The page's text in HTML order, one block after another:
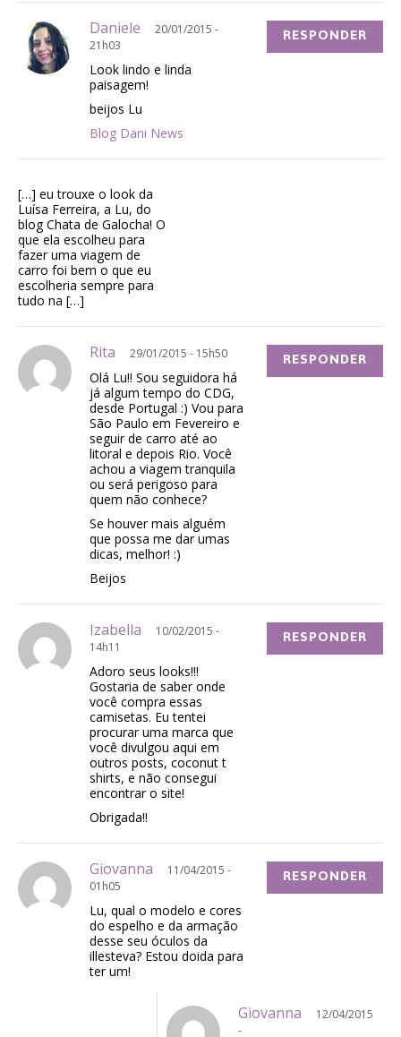
Daniele
20/01/2015 -
21h03
Look lindo e linda
paisagem!
beijos Lu
Blog Dani News
RESPONDER
[…] eu trouxe o look da
Luísa Ferreira, a Lu, do
blog Chata de Galocha! O
que ela escolheu para
fazer uma viagem de
carro foi bem o que eu
escolheria sempre para
tudo na […]
Rita 29/01/2015 - 15h50
Olá Lu!! Sou seguidora há
já algum tempo do CDG,
desde Portugal :) Vou para
São Paulo em Fevereiro e
seguir de carro até ao
litoral e depois Rio. Você
achou a viagem tranquila
ou será perigoso para
quem não conhece?
Se houver mais alguém
que possa me dar umas
dicas, melhor! :)
Beijos
RESPONDER
Izabella
10/02/2015 -
14h11
Adoro seus looks!!!
Gostaria de saber onde
você compra essas
camisetas. Eu tentei
procurar uma marca que
você divulgou aqui em
outros posts, coconut t
shirts, e não consegui
encontrar o site!
Obrigada!!
RESPONDER
Giovanna
11/04/2015 -
01h05
Lu, qual o modelo e cores
do espelho e da armação
desse seu óculos da
illesteva? Estou doida para
ter um!
RESPONDER
Giovanna
12/04/2015
-